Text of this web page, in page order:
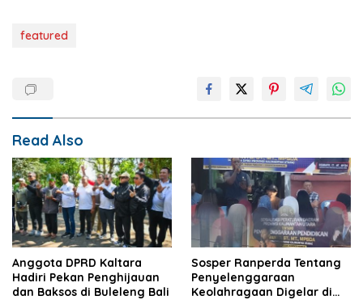
featured
Read Also
Anggota DPRD Kaltara
Hadiri Pekan Penghijauan
dan Baksos di Buleleng Bali
Sosper Ranperda Tentang
Penyelenggaraan
Keolahragaan Digelar di